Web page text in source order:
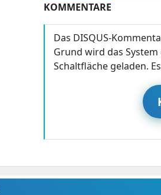
KOMMENTARE
Das DISQUS-
Grund wird das
Schaltfläche geladen.